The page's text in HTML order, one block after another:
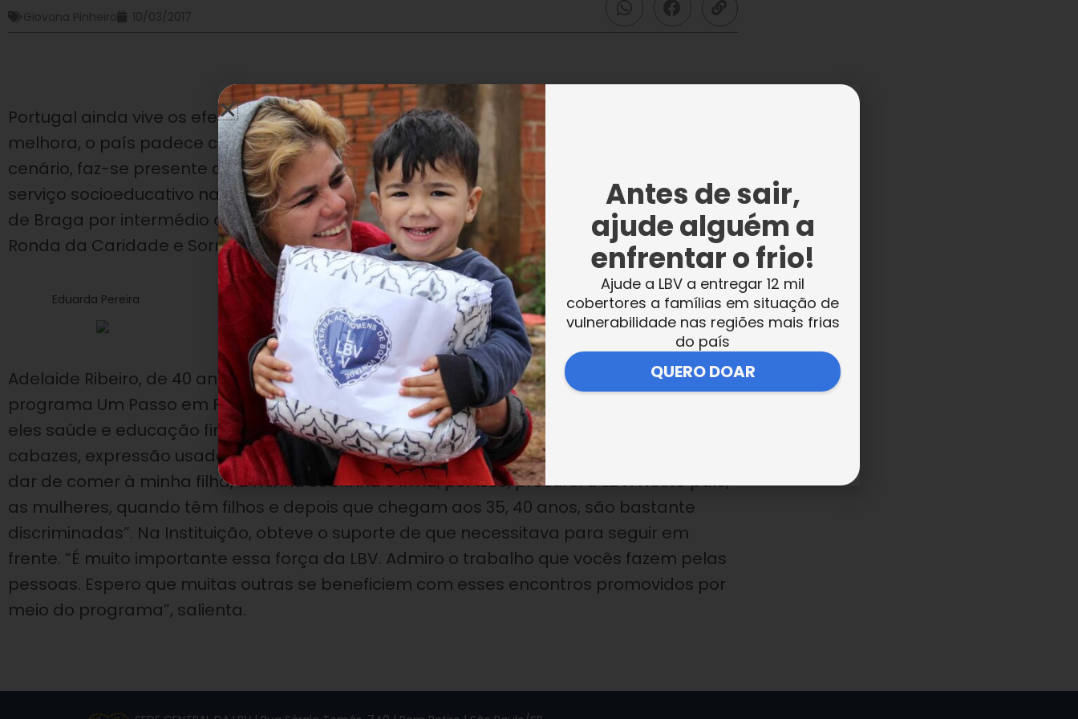
Giovana Pinheiro 10/03/2017
Portugal ainda vive os efeitos da crise mundial de 2008. Apesar de alguns sinais de
melhora, o país padece com sé- rios problemas de ordem econômica e social. Nesse
cenário, faz-se presente a Legião da Boa Vontade daquele país, que presta amplo
serviço socioeducativo nas cidades do Porto, de Lisboa (capital do país), de Coimbra e
de Braga por intermédio dos programas Viva Mais, Cidadão-Bebé, Um Passo em Frente,
Ronda da Caridade e Sorriso Feliz.
Eduarda Pereira
Adelaide Ribeiro, de 40 anos, é uma das mulheres atendidas no Porto por meio do
programa Um Passo em Frente, que oferece orientações sobre diversos temas, entre
eles saúde e educação financeira, além da entrega de alimentos em cestas (ou
cabazes, expressão usada em Portugal). “Fiquei sem trabalho e não tinha dinheiro para
dar de comer à minha filha, à minha sobrinha e irmã; por isso, procurei a LBV. Neste país,
as mulheres, quando têm filhos e depois que chegam aos 35, 40 anos, são bastante
discriminadas”. Na Instituição, obteve o suporte de que necessitava para seguir em
frente. “É muito importante essa força da LBV. Admiro o trabalho que vocês fazem pelas
pessoas. Espero que muitas outras se beneficiem com esses encontros promovidos por
meio do programa”, salienta.
Antes de sair,
ajude alguém a
enfrentar o frio!
Ajude a LBV a entregar 12 mil
cobertores a famílias em situação de
vulnerabilidade nas regiões mais frias
do país
QUERO DOAR